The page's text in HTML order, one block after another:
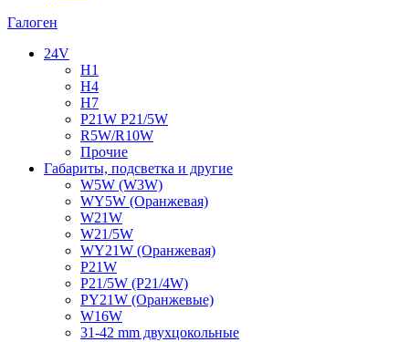
Галоген
24V
H1
H4
H7
P21W P21/5W
R5W/R10W
Прочие
Габариты, подсветка и другие
W5W (W3W)
WY5W (Оранжевая)
W21W
W21/5W
WY21W (Оранжевая)
P21W
P21/5W (P21/4W)
PY21W (Оранжевые)
W16W
31-42 mm двухцокольные